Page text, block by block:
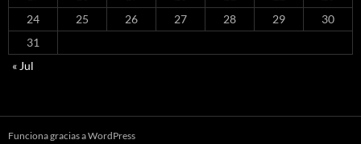
24
25 26 27 28 29
30
31
« Jul
Funciona gracias a WordPress